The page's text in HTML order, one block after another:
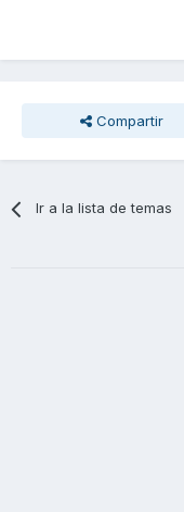
Compartir
Ir a la lista de temas